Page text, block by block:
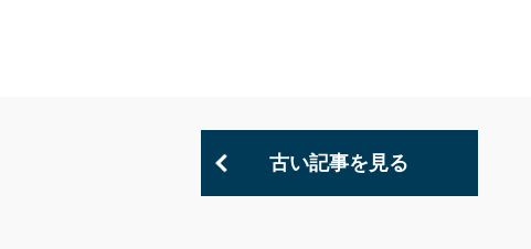
古い記事を見る